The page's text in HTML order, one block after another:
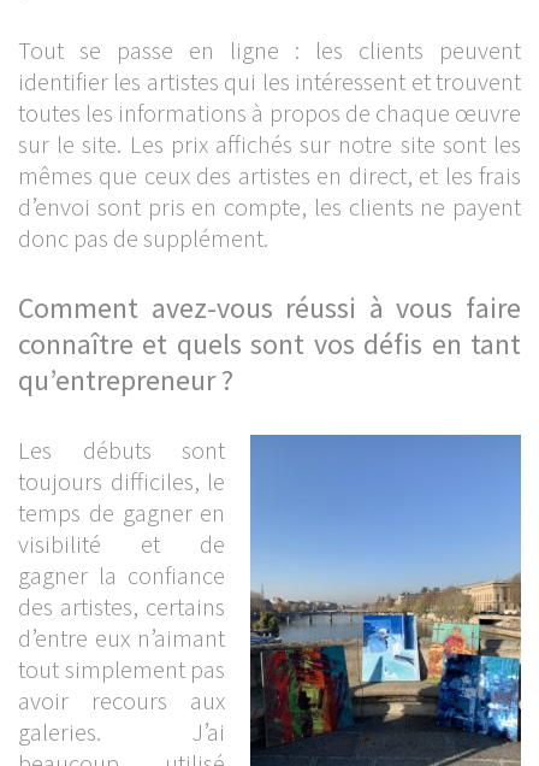
Tout se passe en ligne : les clients peuvent
identifier les artistes qui les intéressent et trouvent
toutes les informations à propos de chaque œuvre
sur le site. Les prix affichés sur notre site sont les
mêmes que ceux des artistes en direct, et les frais
d’envoi sont pris en compte, les clients ne payent
donc pas de supplément.
Comment avez-vous réussi à vous faire
connaître et quels sont vos défis en tant
qu’entrepreneur ?
Les débuts sont
toujours difficiles, le
temps de gagner en
visibilité et de
gagner la confiance
des artistes, certains
d’entre eux n’aimant
tout simplement pas
avoir recours aux
galeries. J’ai